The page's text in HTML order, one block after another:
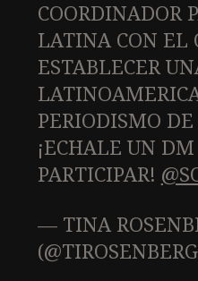
COORDINADOR
LATINA CON EL
ESTABLECER
PERIODISMO
¡ECHALE UN
PARTICIPAR!
— TINA